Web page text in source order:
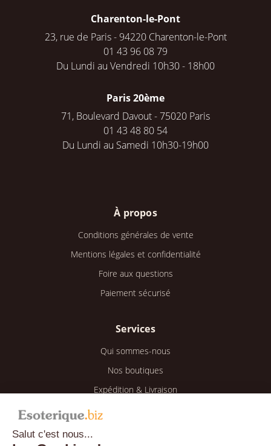
Salut c'est nous...
Charenton-le-Pont
23, rue de Paris - 94220 Charenton-le-Pont
01 43 96 08 79
Du Lundi au Vendredi 10h30 - 18h00
Paris 20ème
71, Boulevard Davout - 75020 Paris
01 43 48 80 54
Du Lundi au Samedi 10h30-19h00
À propos
Conditions générales de vente
Mentions légales et confidentialité
Foire aux questions
Paiement sécurisé
Services
Qui sommes-nous
Nos boutiques
Expédition & Livraison
Retour & Remboursement